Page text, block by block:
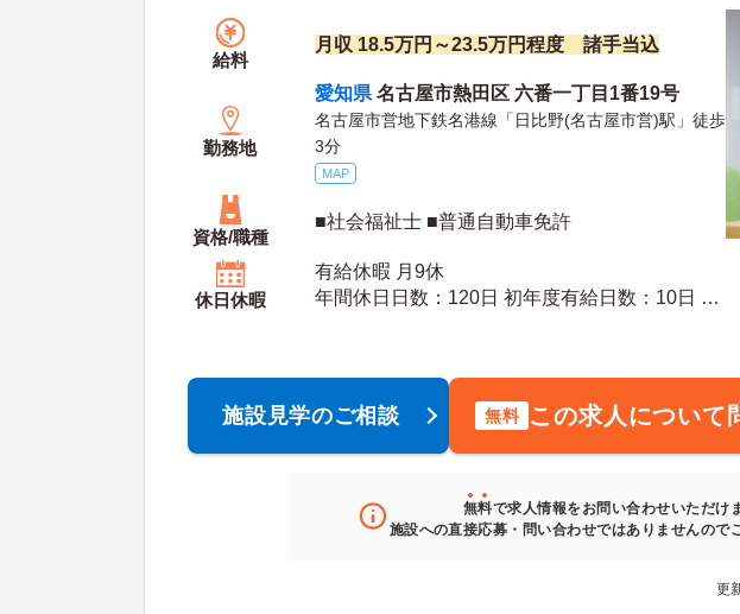
給料
月収 18.5万円～23.5万円程度 諸手当込
勤務地
愛知県 名古屋市熱田区 六番一丁目1番19号
名古屋市営地下鉄名港線「日比野(名古屋市営)駅」徒歩
3分
MAP
資格/職種
■社会福祉士 ■普通自動車免許
休日休暇
有給休暇 月9休
年間休日日数：120日 初年度有給日数：10日 最
施設見学のご相談 無料 この求人について
無料で求人情報をお問い合わせいただけ
施設への直接応募・問い合わせではありませんので
更